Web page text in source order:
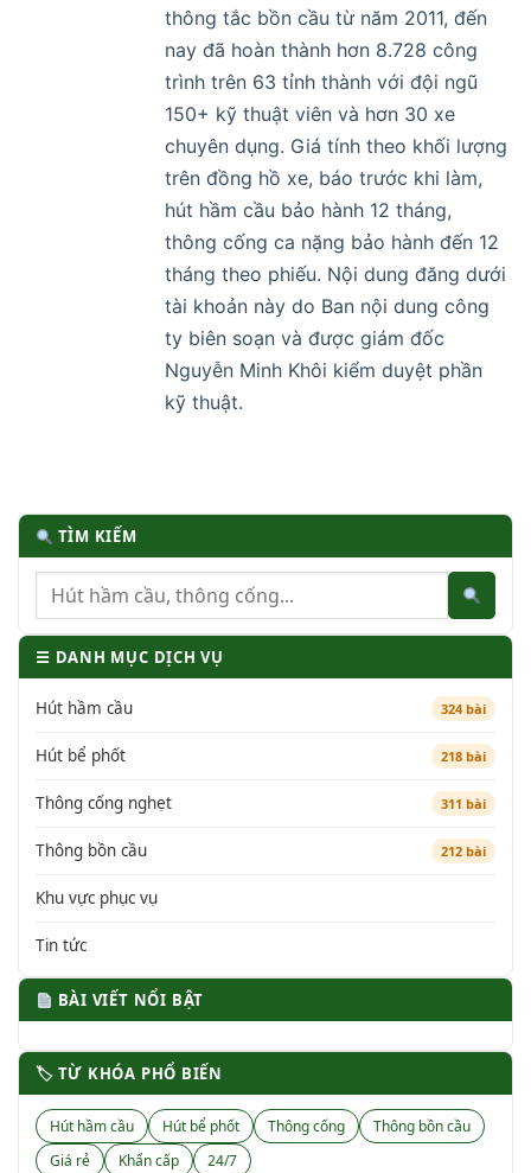
thông tắc bồn cầu từ năm 2011, đến
nay đã hoàn thành hơn 8.728 công
trình trên 63 tỉnh thành với đội ngũ
150+ kỹ thuật viên và hơn 30 xe
chuyên dụng. Giá tính theo khối lượng
trên đồng hồ xe, báo trước khi làm,
hút hầm cầu bảo hành 12 tháng,
thông cống ca nặng bảo hành đến 12
tháng theo phiếu. Nội dung đăng dưới
tài khoản này do Ban nội dung công
ty biên soạn và được giám đốc
Nguyễn Minh Khôi kiểm duyệt phần
kỹ thuật.
TÌM KIẾM
☰ DANH MỤC DỊCH VỤ
Hút hầm cầu 324 bài
Hút bể phốt 218 bài
Thông cống nghẹt 311 bài
Thông bồn cầu 212 bài
Khu vực phục vụ
Tin tức
BÀI VIẾT NỔI BẬT
🏷 TỪ KHÓA PHỔ BIẾN
Hút hầm cầu Hút bể phốt Thông cống
Thông bồn cầu
Giá rẻ
Khẩn cấp 24/7